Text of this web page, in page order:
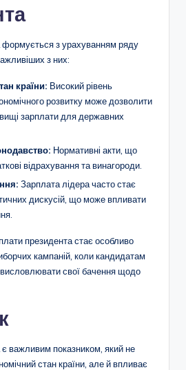
формується з урахуванням ряду
з них:
країни: Високий рівень
розвитку може дозволити
зарплати для державних
Нормативні акти, що
відрахування та винагороди.
Зарплата лідера часто стає
дискусій, що може впливати
президента стає особливо
кампаній, коли кандидатам
свої бачення щодо
важливим показником, який не
стан країни, але й впливає